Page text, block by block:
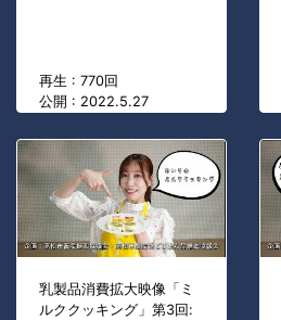
再生 : 770回
公開 : 2022.5.27
乳製品消費拡大映像「ミ
ルククッキング」第3回: